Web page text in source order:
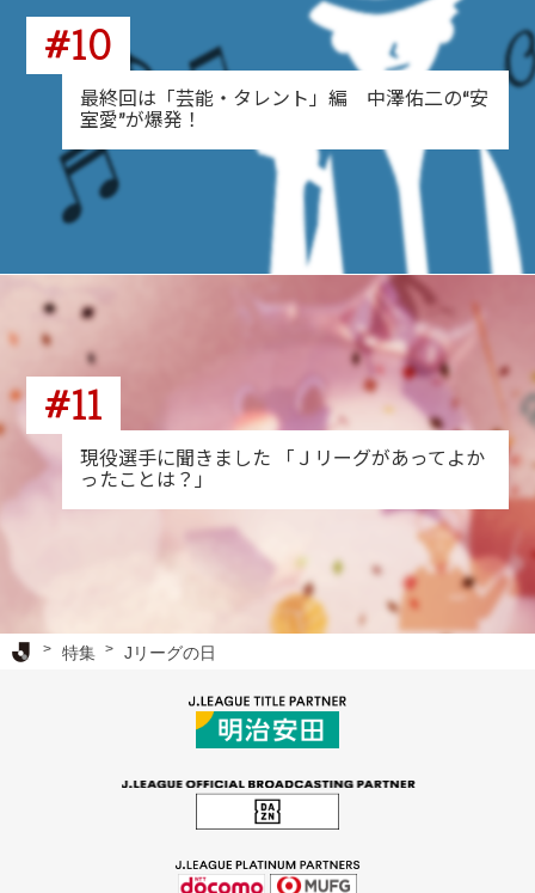
#10
最終回は「芸能・タレント」編 中澤佑二の“安
室愛”が爆発！
#11
現役選手に聞きました 「Ｊリーグがあってよか
ったことは？」
Ｊリーグ TOP
特集 Jリーグの日